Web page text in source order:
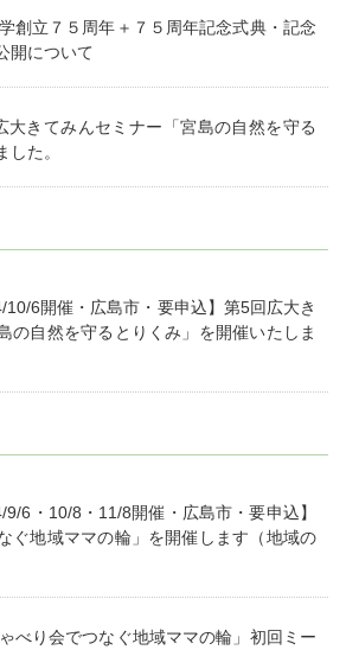
創立７５周年＋７５周年記念式典・記念
開について
大きてみんセミナー「宮島の自然を守る
した。
10/6開催・広島市・要申込】第5回広大き
の自然を守るとりくみ」を開催いたしま
9/6・10/8・11/8開催・広島市・要申込】
ぐ地域ママの輪」を開催します（地域の
ゃべり会でつなぐ地域ママの輪」初回ミー